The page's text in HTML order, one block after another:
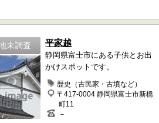
未調査 平家越
静岡県富士市にある子供とお出
かけスポットです。
歴史（古民家・古墳など）
〒417-0004 静岡県富士市新橋
町11
－